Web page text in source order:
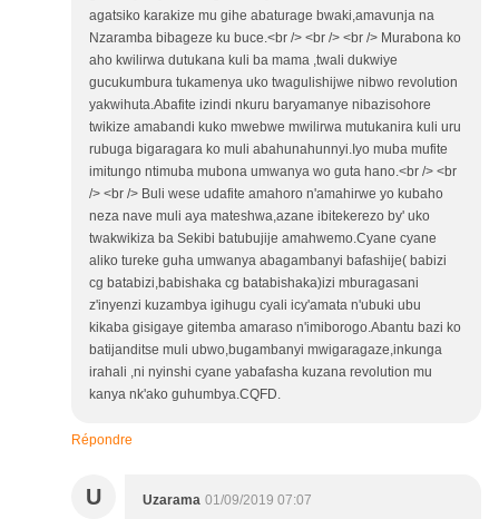
agatsiko karakize mu gihe abaturage bwaki,amavunja na
Nzaramba bibageze ku buce.<br /> <br /> <br /> Murabona ko
aho kwilirwa dutukana kuli ba mama ,twali dukwiye
gucukumbura tukamenya uko twagulishijwe nibwo revolution
yakwihuta.Abafite izindi nkuru baryamanye nibazisohore
twikize amabandi kuko mwebwe mwilirwa mutukanira kuli uru
rubuga bigaragara ko muli abahunahunnyi.Iyo muba mufite
imitungo ntimuba mubona umwanya wo guta hano.<br /> <br
/> <br /> Buli wese udafite amahoro n'amahirwe yo kubaho
neza nave muli aya mateshwa,azane ibitekerezo by' uko
twakwikiza ba Sekibi batubujije amahwemo.Cyane cyane
aliko tureke guha umwanya abagambanyi bafashije( babizi
cg batabizi,babishaka cg batabishaka)izi mburagasani
z'inyenzi kuzambya igihugu cyali icy'amata n'ubuki ubu
kikaba gisigaye gitemba amaraso n'imiborogo.Abantu bazi ko
batijanditse muli ubwo,bugambanyi mwigaragaze,inkunga
irahali ,ni nyinshi cyane yabafasha kuzana revolution mu
kanya nk'ako guhumbya.CQFD.
Répondre
U Uzarama 01/09/2019 07:07